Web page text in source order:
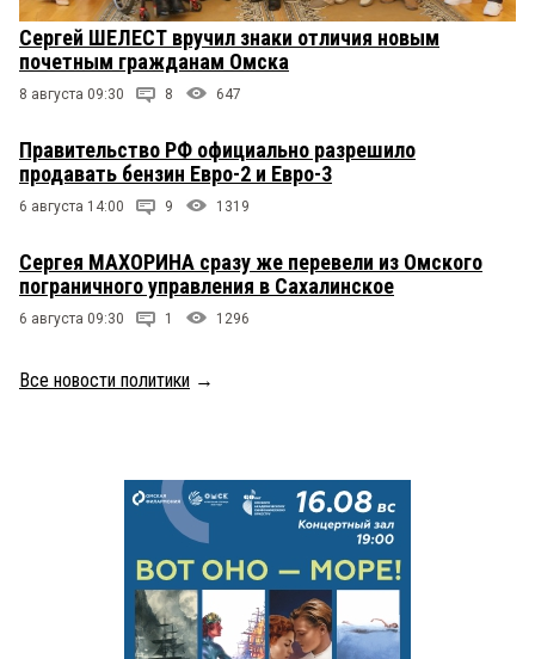
Сергей ШЕЛЕСТ вручил знаки отличия новым
почетным гражданам Омска
8 августа 09:30 8 647
Правительство РФ официально разрешило
продавать бензин Евро-2 и Евро-3
6 августа 14:00 9 1319
Сергея МАХОРИНА сразу же перевели из Омского
пограничного управления в Сахалинское
6 августа 09:30 1 1296
Все новости политики →